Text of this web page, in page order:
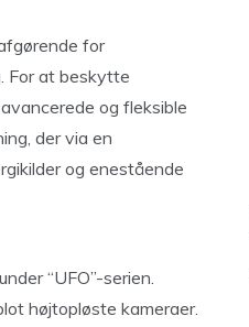
for
For at beskytte
og fleksible
der via en
og enestående
“UFO”-serien.
højtopløste kameraer.